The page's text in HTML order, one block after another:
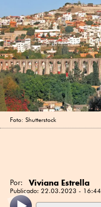
Foto: Shutterstock
Por: Viviana Estrella
Publicado: 22.03.2023 - 16:44